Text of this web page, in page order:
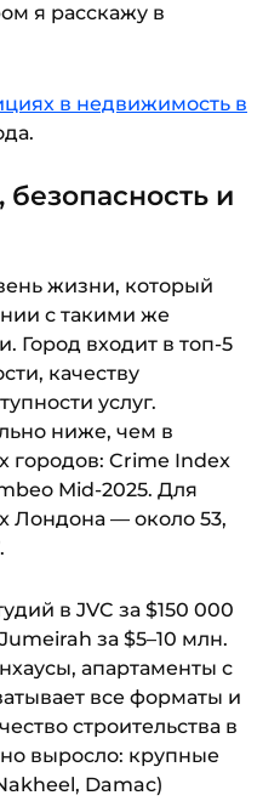
я расскажу в
в недвижимость в
и
жизни, который
с такими же
Город входит в топ-5
качеству
услуг.
ниже, чем в
городов: Crime Index
Mid-2025. Для
Лондона — около 53,
в JVC за $150 000
за $5–10 млн.
апартаменты с
все форматы и
строительства в
выросло: крупные
Damac)